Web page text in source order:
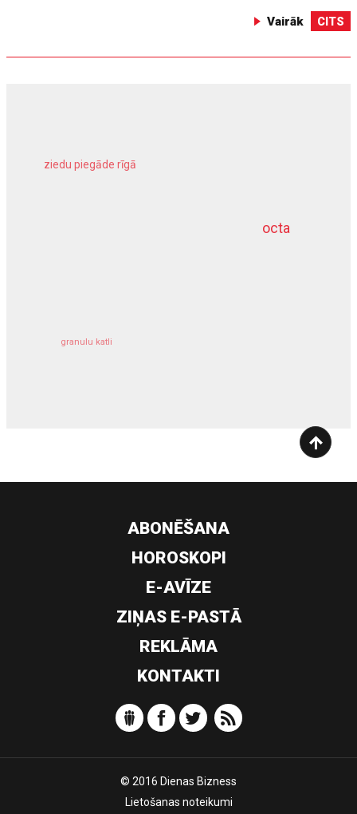
Vairāk CITS
octa
ziedu piegāde rīgā
granulu katli
dziļurbums
ABONĒŠANA
HOROSKOPI
E-AVĪZE
ZIŅAS E-PASTĀ
REKLĀMA
KONTAKTI
© 2016 Dienas Bizness
Lietošanas noteikumi